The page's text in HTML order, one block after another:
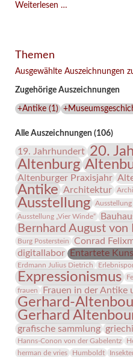
Weiterlesen …
im
des
Lindenau-
Themen
Ausgewählte Auszeichnungen
Zugehörige Auszeichnungen
+Antike(1 )
Alle Auszeichnungen (106)
19. Jahrhundert 20.
Altenburg
Altenburger Praxisjahr
Antike Architektur
Ausstellung
Ausstellung „Vier Winde“
Bernhard August von
Burg Posterstein Conrad
digitallabor Entartete
Erdmann Julius Dietrich
Expressionismus
frauen Frauen in der Antike
Gerhard-
Gerhard
grafische sammlung
Hanns-Conon von der Gabelentz
herman de vries Humboldt